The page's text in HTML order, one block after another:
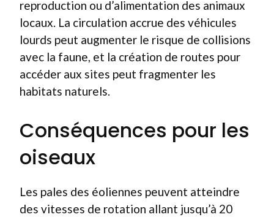
reproduction ou d’alimentation des animaux
locaux. La circulation accrue des véhicules
lourds peut augmenter le risque de collisions
avec la faune, et la création de routes pour
accéder aux sites peut fragmenter les
habitats naturels.
Conséquences pour les
oiseaux
Les pales des éoliennes peuvent atteindre
des vitesses de rotation allant jusqu’à 20